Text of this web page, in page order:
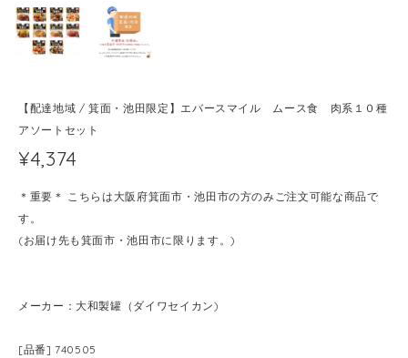
【配達地域 / 箕面・池田限定】エバースマイル ムース食 肉系１０種
アソートセット
¥4,374
＊重要＊ こちらは大阪府箕面市・池田市の方のみご注文可能な商品で
す。
(お届け先も箕面市・池田市に限ります。)
メーカー：大和製罐（ダイワセイカン)
[品番] 740505